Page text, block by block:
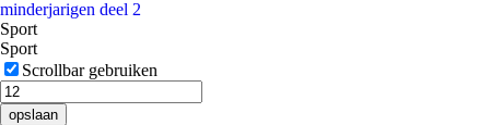
minderjarigen deel 2
Sport
Sport
Scrollbar gebruiken
opslaan